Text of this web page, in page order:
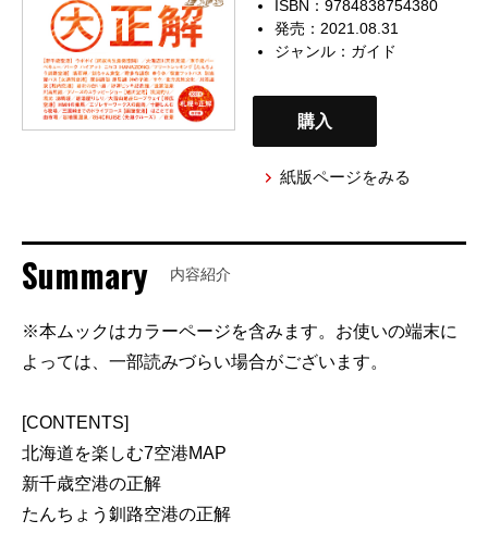
ISBN：9784838754380
発売：2021.08.31
ジャンル： ガイド
購入
紙版ページをみる
Summary 内容紹介
※本ムックはカラーページを含みます。お使いの端末に
よっては、一部読みづらい場合がございます。
[CONTENTS]
北海道を楽しむ7空港MAP
新千歳空港の正解
たんちょう釧路空港の正解